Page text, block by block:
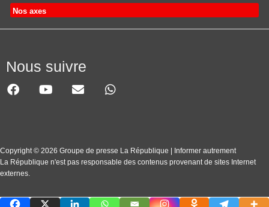
Nos axes
Nous suivre
Copyright © 2026 Groupe de presse La République | Informer autrement
La République n'est pas responsable des contenus provenant de sites Internet
externes.